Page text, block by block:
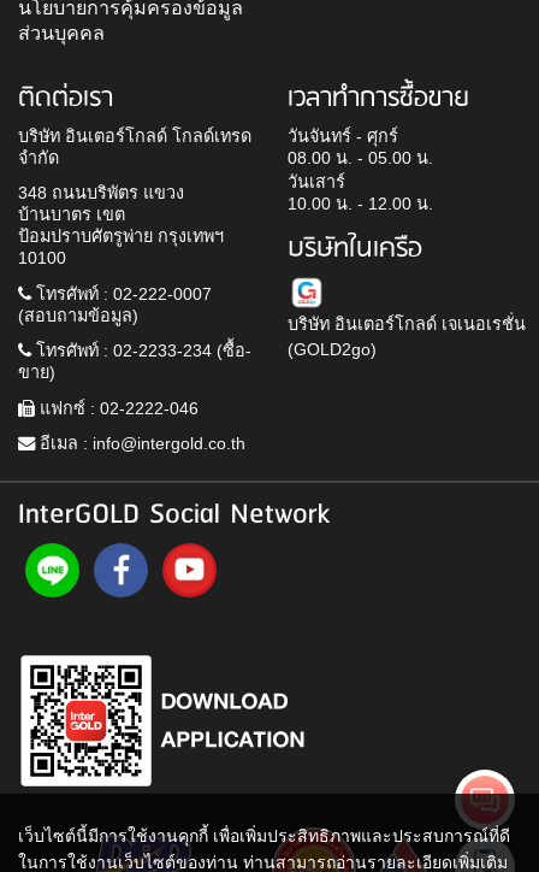
นโยบายการคุ้มครองข้อมูล
ส่วนบุคคล
ติดต่อเรา
บริษัท อินเตอร์โกลด์ โกลด์เทรด
จำกัด
348 ถนนบริพัตร แขวง
บ้านบาตร เขต
ป้อมปราบศัตรูพ่าย กรุงเทพฯ
10100
โทรศัพท์ : 02-222-0007
(สอบถามข้อมูล)
โทรศัพท์ : 02-2233-234 (ซื้อ-
ขาย)
แฟกซ์ : 02-2222-046
อีเมล : info@intergold.co.th
เวลาทำการซื้อขาย
วันจันทร์ - ศุกร์
08.00 น. - 05.00 น.
วันเสาร์
10.00 น. - 12.00 น.
บริษัทในเครือ
บริษัท อินเตอร์โกลด์ เจเนอเรชั่น
(GOLD2go)
InterGOLD Social Network
เว็บไซต์นี้มีการใช้งานคุกกี้ เพื่อเพิ่มประสิทธิภาพและประสบการณ์ที่ดี
ในการใช้งานเว็บไซต์ของท่าน ท่านสามารถอ่านรายละเอียดเพิ่มเติม